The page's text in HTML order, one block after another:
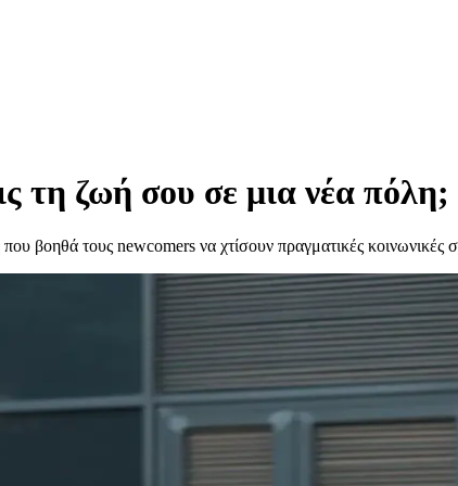
τη ζωή σου σε μια νέα πόλη;
βοηθά τους newcomers να χτίσουν πραγματικές κοινωνικές